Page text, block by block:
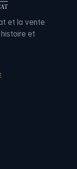
et la vente
et